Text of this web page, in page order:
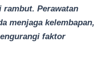
rambut. Perawatan
menjaga kelembapan,
faktor